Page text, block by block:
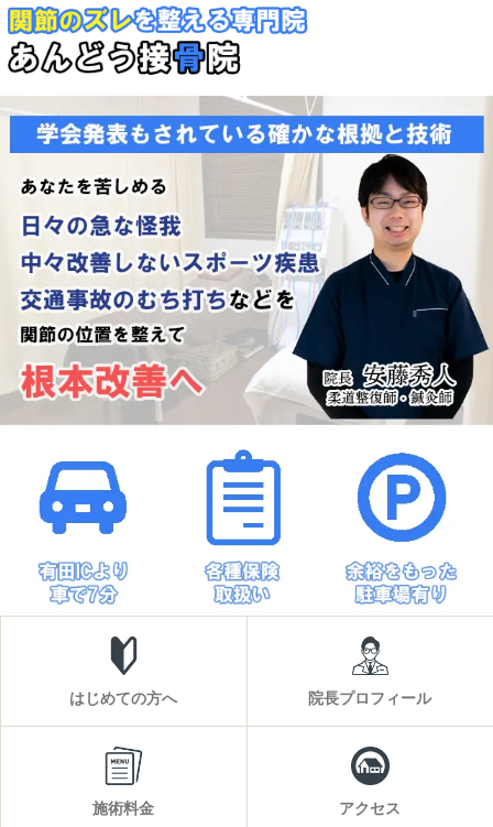
はじめての方へ 院長プロフィール
施術料金 アクセス